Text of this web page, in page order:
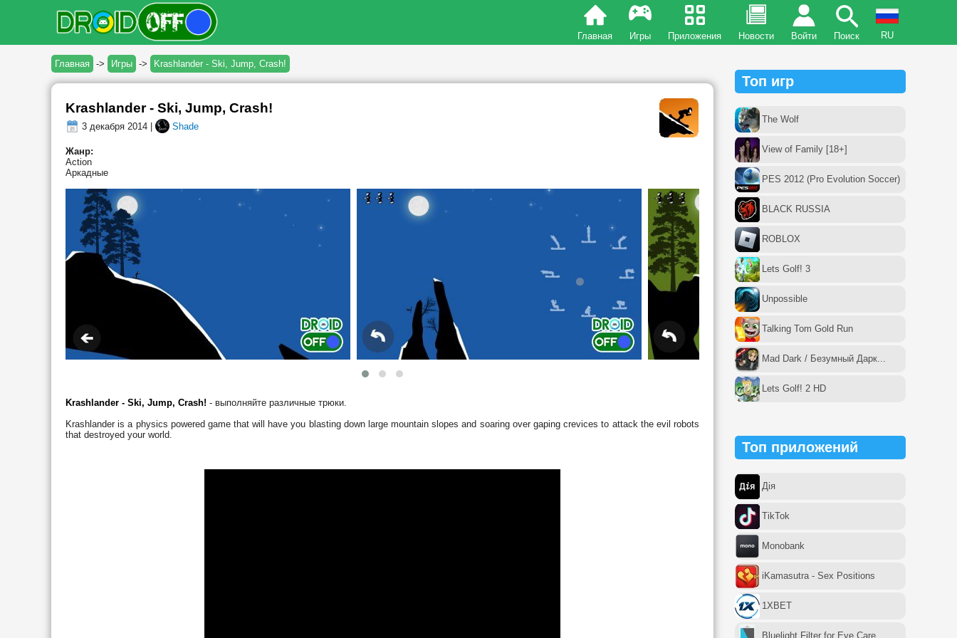
Главная Игры Приложения Новости Войти Поиск RU
Главная -> Игры -> Krashlander - Ski, Jump, Crash!
Krashlander - Ski, Jump, Crash!
3 декабря 2014 | Shade
Жанр:
Action
Аркадные
Krashlander - Ski, Jump, Crash! - выполняйте различные трюки.
Krashlander is a physics powered game that will have you blasting down large mountain slopes and soaring over gaping crevices to attack the evil robots
that destroyed your world.
Топ игр
The Wolf
View of Family [18+]
PES 2012 (Pro Evolution Soccer)
BLACK RUSSIA
ROBLOX
Lets Golf! 3
Unpossible
Talking Tom Gold Run
Mad Dark / Безумный Дарк...
Lets Golf! 2 HD
Топ приложений
Дія
TikTok
Monobank
iKamasutra - Sex Positions
1XBET
Bluelight Filter for Eye Care